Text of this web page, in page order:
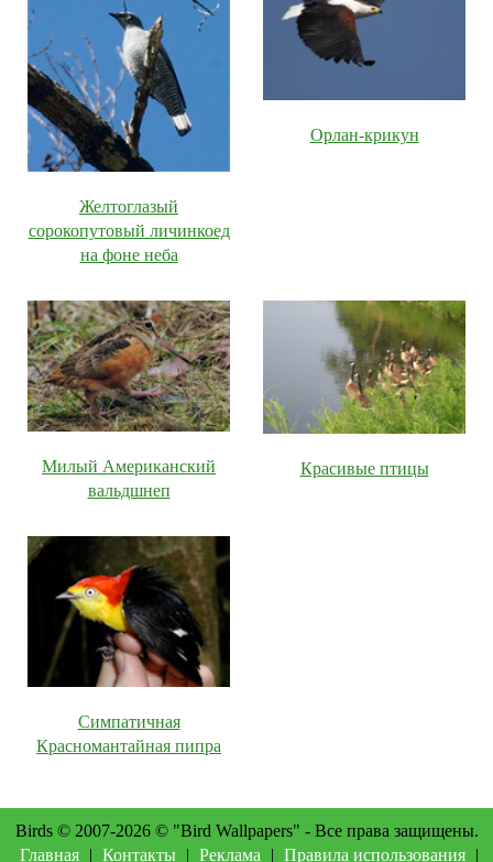
Желтоглазый
сорокопутовый личинкоед
на фоне неба
Орлан-крикун
Милый Американский
вальдшнеп
Красивые птицы
Симпатичная
Красномантайная пипра
Birds © 2007-2026 © "Bird Wallpapers" - Все права защищены.
Главная | Контакты | Реклама | Правила использования |